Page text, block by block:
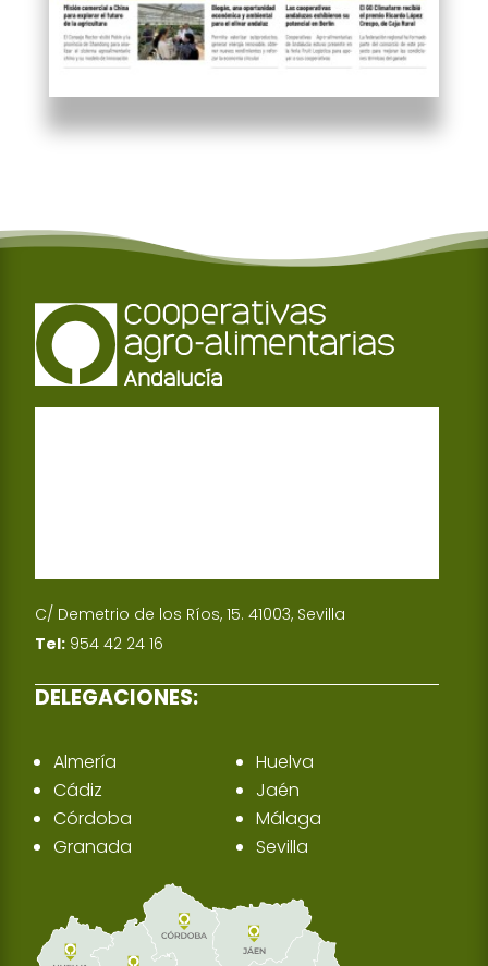
C/ Demetrio de los Ríos, 15. 41003, Sevilla
Tel: 954 42 24 16
DELEGACIONES:
Almería
Cádiz
Córdoba
Granada
Huelva
Jaén
Málaga
Sevilla